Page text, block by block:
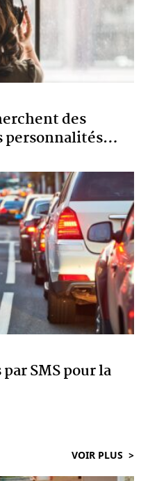
des
personnalités…
SMS pour la
VOIR PLUS